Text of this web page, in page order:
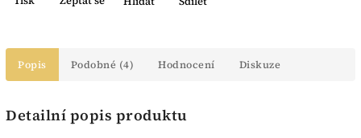
Popis Podobné (4) Hodnocení Diskuze
Detailní popis produktu